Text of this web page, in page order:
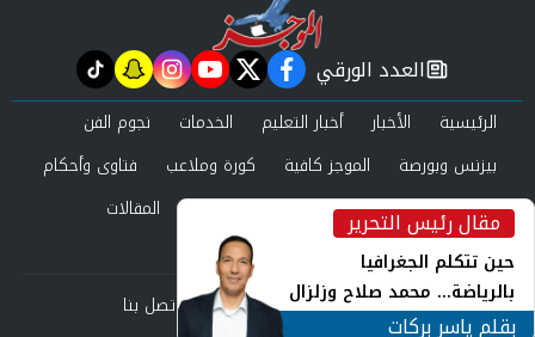
مقال رئيس التحرير
حين تتكلم الجغرافيا
بالرياضة... محمد صلاح وزلزال
الهوية في الشارع التركي
بقلم ياسر بركات
newspaper
العدد الورقي facebook
twitter
youtube
instagram
snapchat
tiktok
الرئيسية الأخبار أخبار التعليم الخدمات
نجوم الفن
بيزنس وبورصة
الموجز كافية كورة وملاعب
فتاوى وأحكام
صحة وجمال
عرب وعالم حوادث ومحاكم
المقالات
العدد الورقي
من نحن
سياسة الخصوصية اتصل بنا